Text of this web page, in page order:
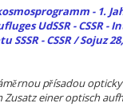
- 1.
UdSSR - CSSR -
SSSR - CSSR / Sojuz
přísadou
Zu­satz einer op­tisch